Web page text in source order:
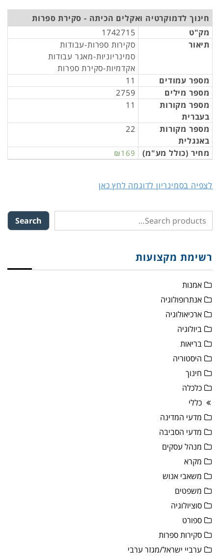
חינוך לדמוקרטיה ואקלים הכיתה - סקירת ספרות
מק"ט
1742715
תיאור
סקירות ספרות-עבודות
סמינריוניות-מאגר עבודות
אקדמיות-סקירת ספרות
מספר עמודים
11
מספר מילים
2759
מספר מקורות
בעברית
11
מספר מקורות
באנגלית
22
מחיר (כולל מע"מ) ₪169
לצפיה בסמינריון לדוגמה לחץ כאן
Search
רשימת מקצועות
אמנות
אנתרופולוגיה
ארכיאולוגיה
ביולוגיה
בריאות
היסטוריה
חינוך
כלכלה
כללי
מדעי המדינה
מדעי הסביבה
מנהל עסקים
מקרא
משאבי אנוש
משפטים
סוציולוגיה
ספורט
סקירות ספרות
ערביי ישראל/מגזר ערבי